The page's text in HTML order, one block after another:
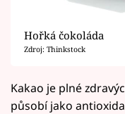
Hořká čokoláda
Zdroj: Thinkstock
Kakao je plné
působí jako